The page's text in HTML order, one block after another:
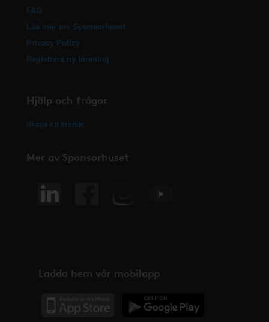
FAQ
Läs mer om Sponsorhuset
Privacy Policy
Registrera ny förening
Hjälp och frågor
Skapa ett ärende
Mer av Sponsorhuset
Ladda hem vår mobilapp